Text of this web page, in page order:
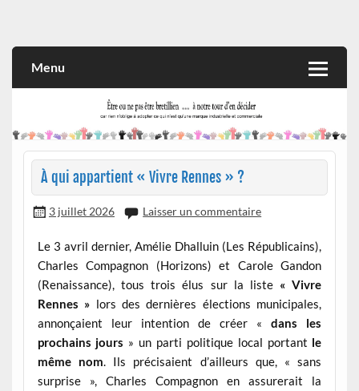
et commerciale
Menu
À qui appartient « Vivre Rennes » ?
3 juillet 2026 Laisser un commentaire
Le 3 avril dernier, Amélie Dhalluin (Les Républicains),
Charles Compagnon (Horizons) et Carole Gandon
(Renaissance), tous trois élus sur la liste « Vivre
Rennes » lors des dernières élections municipales,
annonçaient leur intention de créer «dans les
prochains jours » un parti politique local portant le
même nom. Ils précisaient d’ailleurs que, « sans
surprise », Charles Compagnon en assurerait la